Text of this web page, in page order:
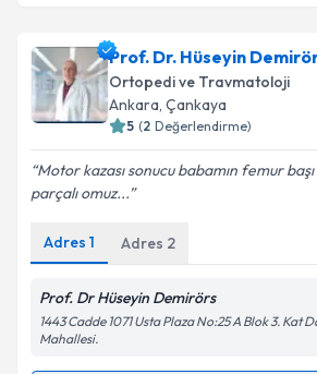
Prof. Dr. Berk Güçlüiçin randevu
oluşturun. Size bu uzmandan
takvim hazırlandığında e-posta ile
Kişisel verilerimin işlenmesine
Metni'ni okudum ve kişisel
kapsamda işlenmesini kabul
Prof. Dr. Hüseyin
Ortopedi ve Travmatoloji
Ankara, Çankaya
5 (2 Değerlendirme)
Motor kazası sonucu babamın femur başı
parçalı omuz...
Adres 1 Adres 2
Prof. Dr Hüseyin Demirörs
1443 Cadde 1071 Usta Plaza No:25 A Blok 3. Kat
Mahallesi.